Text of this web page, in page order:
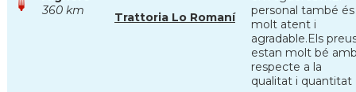
360 km
Trattoria Lo Romaní
personal també és
molt atent i
agradable.Els
estan molt bé
respecte a la
qualitat i quantitat